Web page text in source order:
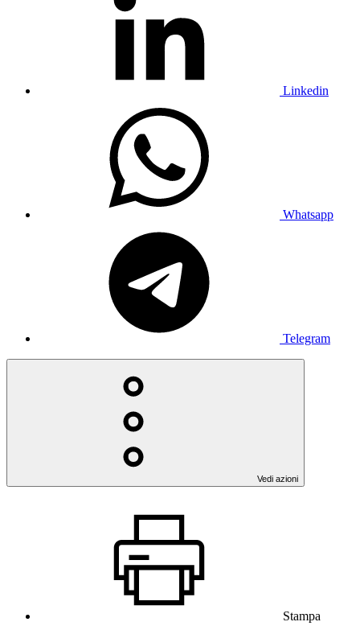
Linkedin
Whatsapp
Telegram
Vedi azioni
Stampa